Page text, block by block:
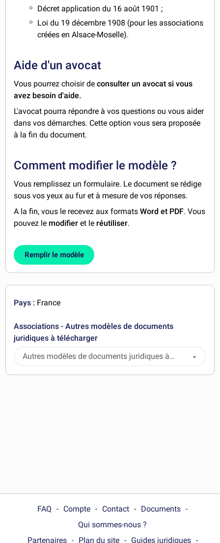
Décret application du 16 août 1901 ;
Loi du 19 décembre 1908 (pour les associations
créées en Alsace-Moselle).
Aide d'un avocat
Vous pourrez choisir deconsulter un avocat si vous
avez besoin d'aide.
L'avocat pourra répondre à vos questions ou vous aider
dans vos démarches. Cette option vous sera proposée
à la fin du document.
Comment modifier le modèle ?
Vous remplissez un formulaire. Le document se rédige
sous vos yeux au fur et à mesure de vos réponses.
A la fin, vous le recevez aux formatsWord et PDF. Vous
pouvez le modifier et le réutiliser.
Remplir le modèle
Pays : France
Associations - Autres modèles de documents
juridiques à télécharger
Autres modèles de documents juridiques à
télécharger
FAQ Compte Contact
Documents
Qui sommes-nous ?
Partenaires
Plan du site Guides juridiques